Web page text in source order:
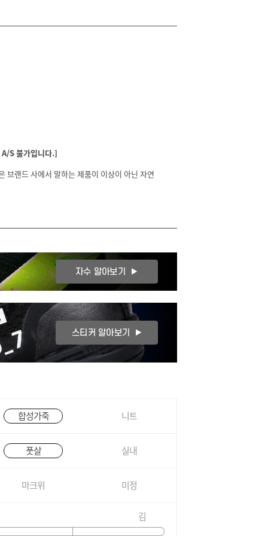
S 불가입니다.]
브랜드 사에서 말하는 제품이 이상이 아닌 자연
합성가죽 니트
풋살 실내
마크위 미정
김